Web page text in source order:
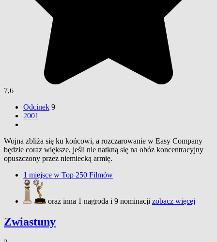
7,6
Odcinek 9
2001
Wojna zbliża się ku końcowi, a rozczarowanie w Easy Company
będzie coraz większe, jeśli nie natkną się na obóz koncentracyjny
opuszczony przez niemiecką armię.
1 miejsce w Top 250 Filmów
oraz inna 1 nagroda i 9 nominacji zobacz więcej
Zwiastuny